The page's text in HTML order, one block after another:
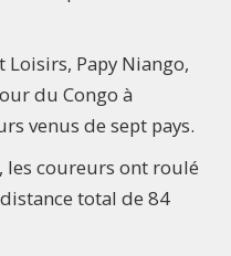
Loisirs, Papy Niango,
du Congo à
venus de sept pays.
les coureurs ont roulé
total de 84